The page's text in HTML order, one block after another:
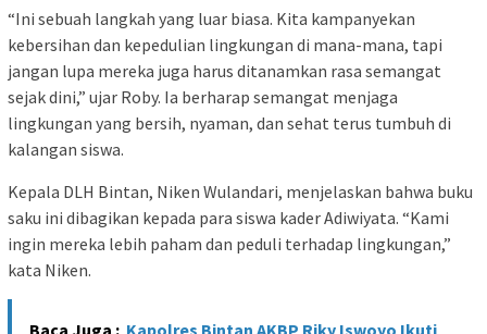
“Ini sebuah langkah yang luar biasa. Kita kampanyekan
kebersihan dan kepedulian lingkungan di mana-mana, tapi
jangan lupa mereka juga harus ditanamkan rasa semangat
sejak dini,” ujar Roby. Ia berharap semangat menjaga
lingkungan yang bersih, nyaman, dan sehat terus tumbuh di
kalangan siswa.
Kepala DLH Bintan, Niken Wulandari, menjelaskan bahwa buku
saku ini dibagikan kepada para siswa kader Adiwiyata. “Kami
ingin mereka lebih paham dan peduli terhadap lingkungan,”
kata Niken.